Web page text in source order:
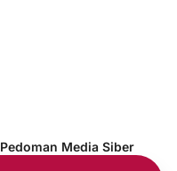
Pedoman Media Siber